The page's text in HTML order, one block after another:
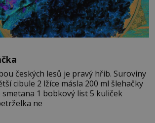
lesů je pravý hřib. Suroviny
cibule 2 lžíce másla 200 ml šlehačky
smetana 1 bobkový list 5 kuliček
ne